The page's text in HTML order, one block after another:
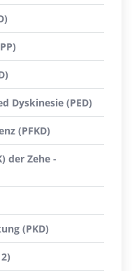
Dyskinesie (PED)
(PFKD)
der Zehe -
(PKD)